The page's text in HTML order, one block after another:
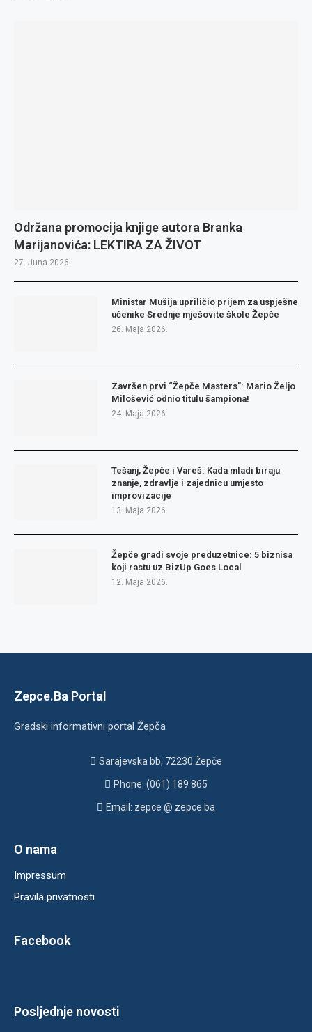
Održana promocija knjige autora Branka
Marijanovića: LEKTIRA ZA ŽIVOT
27. Juna 2026.
Ministar Mušija upriličio prijem za uspješne
učenike Srednje mješovite škole Žepče
26. Maja 2026.
Završen prvi “Žepče Masters”: Mario Željo
Milošević odnio titulu šampiona!
24. Maja 2026.
Tešanj, Žepče i Vareš: Kada mladi biraju
znanje, zdravlje i zajednicu umjesto
improvizacije
13. Maja 2026.
Žepče gradi svoje preduzetnice: 5 biznisa
koji rastu uz BizUp Goes Local
12. Maja 2026.
Zepce.Ba Portal
Gradski informativni portal Žepča
Sarajevska bb, 72230 Žepče
Phone: (061) 189 865
Email: zepce @ zepce.ba
O nama
Impressum
Pravila privatnosti
Facebook
Posljednje novosti